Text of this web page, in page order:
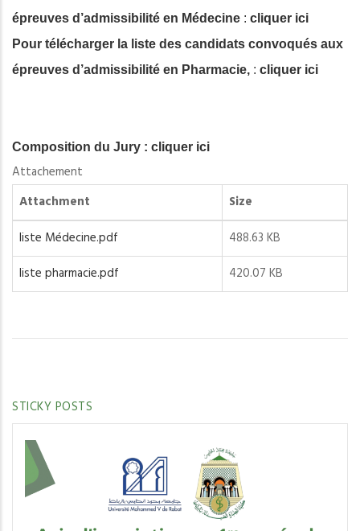
épreuves d’admissibilité en Médecine : cliquer ici
Pour télécharger la liste des candidats convoqués aux
épreuves d’admissibilité en Pharmacie, : cliquer ici
Composition du Jury : cliquer ici
Attachement
Attachment
Size
liste Médecine.pdf
488.63 KB
liste pharmacie.pdf
420.07 KB
STICKY POSTS